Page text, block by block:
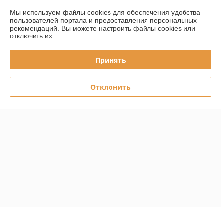
вежливо консультировали, задавали вопросы и постоянно держат на
связи, я рекомендую этот магазин 🫶
16.03.2026
Покупатель
Заказ оформили быстро,отправили,всем довольна.Куртка
качественная,добротно отшита.По размеру все подошло.Спасибо!
Мы используем файлы cookies для обеспечения удобства
пользователей портала и предоставления персональных
рекомендаций. Вы можете настроить файлы cookies или
отключить их.
Принять
Отклонить